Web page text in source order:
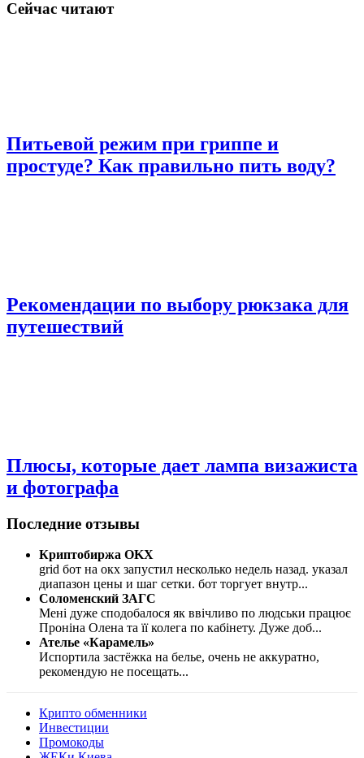
Сейчас читают
Питьевой режим при гриппе и
простуде? Как правильно пить воду?
Рекомендации по выбору рюкзака для
путешествий
Плюсы, которые дает лампа визажиста
и фотографа
Последние отзывы
Криптобиржа OKX
grid бот на окх запустил несколько недель назад. указал
диапазон цены и шаг сетки. бот торгует внутр...
Соломенский ЗАГС
Мені дуже сподобалося як ввічливо по людськи працює
Проніна Олена та її колега по кабінету. Дуже доб...
Ателье «Карамель»
Испортила застёжка на белье, очень не аккуратно,
рекомендую не посещать...
Крипто обменники
Инвестиции
Промокоды